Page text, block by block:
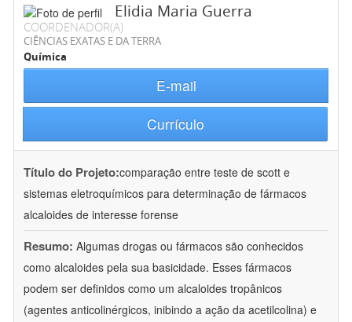
Elidia Maria Guerra
COORDENADOR(A)
CIÊNCIAS EXATAS E DA TERRA
Química
E-mail
Currículo
Título do Projeto:comparação entre teste de scott e
sistemas eletroquímicos para determinação de fármacos
alcaloides de interesse forense
Resumo: Algumas drogas ou fármacos são conhecidos
como alcaloides pela sua basicidade. Esses fármacos
podem ser definidos como um alcaloides tropânicos
(agentes anticolinérgicos, inibindo a ação da acetilcolina) e